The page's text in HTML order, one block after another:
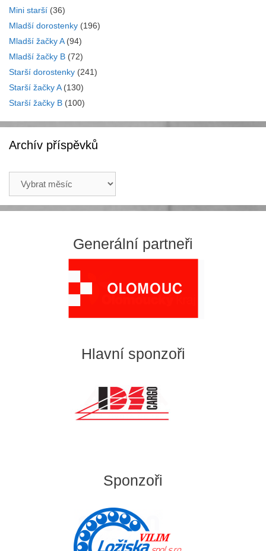
Mini starší (36)
Mladší dorostenky (196)
Mladší žačky A(94)
Mladší žačky B (72)
Starší dorostenky (241)
Starší žačky A(130)
Starší žačky B (100)
Archív příspěvků
příspěvků
Generální partneři
Hlavní sponzoři
Sponzoři